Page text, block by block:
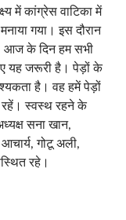
में कांग्रेस वाटिका में
गया। इस दौरान
आज के दिन हम सभी
यह जरूरी है। पेड़ों के
है। वह हमें पेड़ों
रहें। स्वस्थ रहने के
सना खान,
गोटू अली,
रहे।